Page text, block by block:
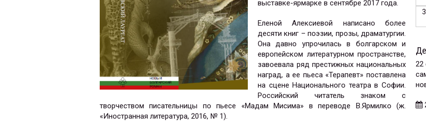
выставке-ярмарке в сентябре 2017 года.
Еленой Алексиевой написано более
десяти книг – поэзии, прозы, драматургии.
Она давно упрочилась в болгарском и
европейском литературном пространстве,
завоевала ряд престижных национальных
наград, а ее пьеса «Терапевт» поставлена
на сцене Национального театра в Софии.
Российский читатель знаком с
творчеством писательницы по пьесе «Мадам Мисима» в переводе В.Ярмилко (ж.
«Иностранная литература, 2016, № 1).
22